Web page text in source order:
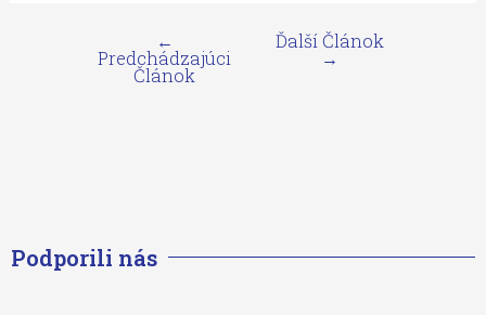
←
Predchádzajúci
Článok
Ďalší Článok
→
Podporili nás